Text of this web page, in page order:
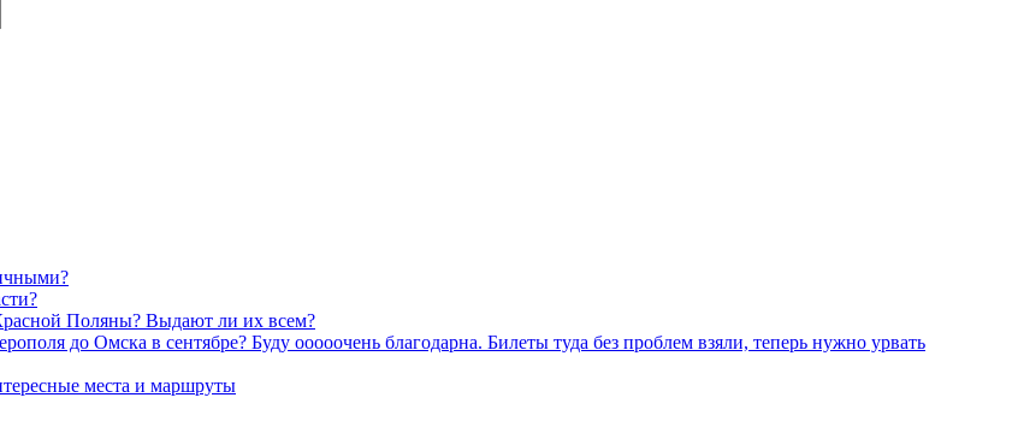
Поляны? Выдают ли их всем?
до Омска в сентябре? Буду ооооочень благодарна. Билеты туда без проблем взяли, теперь нужно урвать
места и маршруты